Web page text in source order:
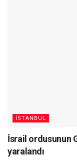
İSTANBUL
İsrail ordusunun
yaralandı